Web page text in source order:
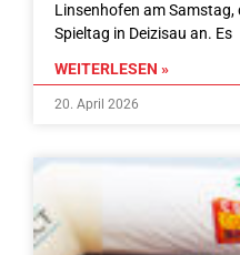
Linsenhofen am Samstag,
Spieltag in Deizisau an. ​Es
WEITERLESEN »
20. April 2026